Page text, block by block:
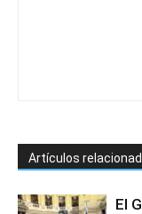
Artículos
El